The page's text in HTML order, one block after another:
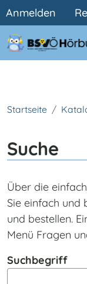
Anmelden
Startseite
Suche
Über die
Sie einfach und
und bestellen.
Menü Fragen
Suchbegriff